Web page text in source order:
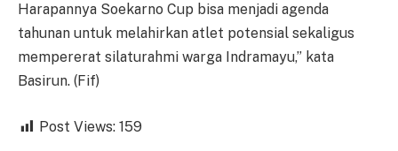
Harapannya Soekarno Cup bisa menjadi agenda
tahunan untuk melahirkan atlet potensial sekaligus
mempererat silaturahmi warga Indramayu,” kata
Basirun. (Fif)
Post Views: 159